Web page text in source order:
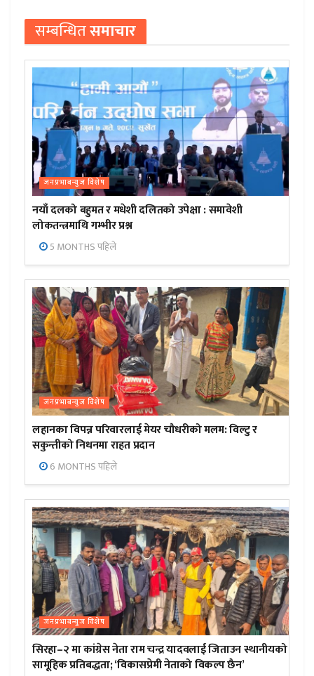
सम्बन्धितसमाचार
जनप्रभाबन्युज विशेष
नयाँ दलको बहुमत र मधेशी दलितको उपेक्षा : समावेशी
लोकतन्त्रमाथि गम्भीर प्रश्न
5 MONTHS पहिले
जनप्रभाबन्युज विशेष
लहानका विपन्न परिवारलाई मेयर चौधरीको मलम: विल्टु र
सकुन्तीको निधनमा राहत प्रदान
6 MONTHS पहिले
जनप्रभाबन्युज विशेष
सिरहा–२ मा कांग्रेस नेता राम चन्द्र यादवलाई जिताउन स्थानीयको
सामूहिक प्रतिबद्धता; ‘विकासप्रेमी नेताको विकल्प छैन’